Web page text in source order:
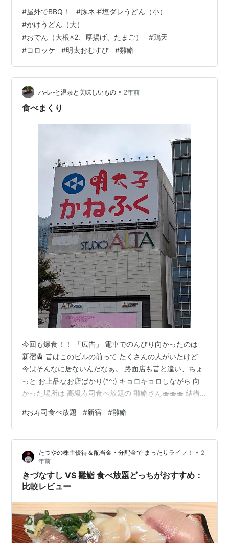
炭、遠目の強火で焼いたお肉は、青空の下いただくとい
う調味料も相まって、大変美味しかったです。 人のお宅
なので、写真はありません。 それぞれの料理がうますぎ
て、写真撮るの、すっかり忘れてたわ・・・ そうそう、
そのお宅に、小4の女の子と、小2の男の子がいたのです
が、オットがお…
#屋外でBBQ！ #豚ネギ塩ダレうどん（小）
#かけうどん（大）
#おでん（大根×2、厚揚げ、たまご） #鶏天
#コロッケ #明太おむすび #雛鮨
ハ‐レ‐と温泉と美味しいもの • 2年前
食べまくり
今回も爆食！！ 「広告」 電車でのんびり向かったのは
新宿🚊 昔はこのビルの前って たくさんの人がいたけど
今はそんなに居ないんだなぁ。 路面店も昔と違い、ちょ
っと お上品なお店ばかり(^^;) キョロキョロしながら 向
かった場所は 高級寿司食べ放題の 雛鮨さん🍣🍣🍣 結構
読んだら 注文スタート！！なんだけど・・・ 1回しか食
べれないお寿司と 茶碗蒸しが最初に提供されてから いよ
いよスタート！！ 用紙に記入してお店の方に渡す ので、
タブレット注文より 私はやりやすかった(^o^)v 「広告」
お寿司がきたタイミングで 次の注文書を渡すという…
#お寿司食べ放題 #新宿 #雛鮨
たつやの株主優待＆配当金・分配金で まったりライフ！ • 2
年前
きづなすし VS 雛鮨 食べ放題どっちがおすすめ：
比較レビュー